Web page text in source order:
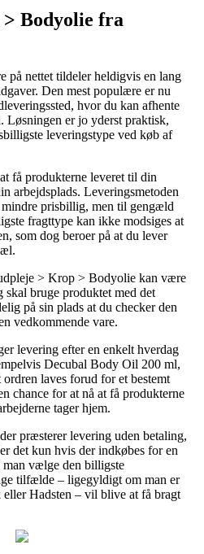
Bodyolie fra
på nettet tildeler heldigvis en lang
Den mest populære er nu
hvor du kan afhente
Løsningen er jo yderst praktisk,
leveringstype ved køb af
få produkterne leveret til din
arbejdsplads. Leveringsmetoden
prisbillig, men til gengæld
fragttype kan ikke modsiges at
som dog beroer på at du lever
> Krop > Bodyolie kan være
skal bruge produktet med det
på sin plads at du checker den
vedkommende vare.
levering efter en enkelt hverdag
Decubal Body Oil 200 ml,
laves forud for et bestemt
chance for at nå at få produkterne
tager hjem.
præsterer levering uden betaling,
det kun hvis der indkøbes for en
man vælge den billigste
tilfælde – ligegyldigt om man er
Hadsten – vil blive at få bragt